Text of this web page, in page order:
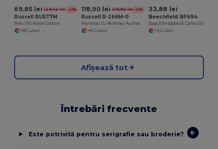
69,85 lei 123,42 lei -43%
Russell RU577M
Polo Ultimate Cotton
+8 Culori
118,90 lei 215,92 lei -45%
Russell R-266M-0
Hanorac cu fermoar Authentic
+6 Culori
33,88 lei
Beechfield BF694
+3 Culori
Afișează tot
Întrebări frecvente
Este potrivită pentru serigrafie sau broderie?